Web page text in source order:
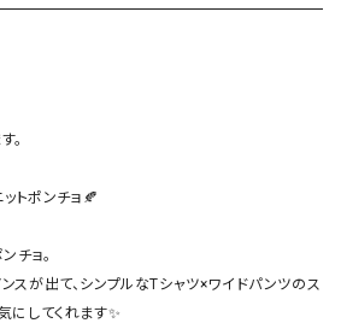
。
トポンチョ🍂
チョ。
スが出て、シンプルなTシャツ×ワイドパンツのス
にしてくれます✨